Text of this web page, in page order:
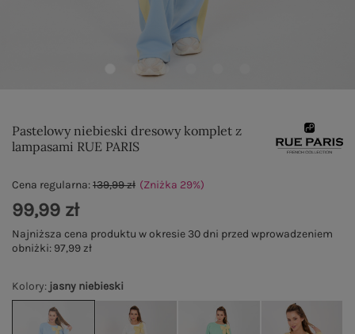
Pastelowy niebieski dresowy komplet z
lampasami RUE PARIS
Kolory: jasny niebieski
Cena regularna:139,99 zł (Zniżka 29%)
99,99 zł
Najniższa cena produktu w okresie 30 dni przed wprowadzeniem
obniżki: 97,99 zł